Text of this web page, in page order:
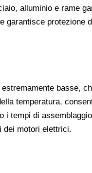
alluminio e rame
garantisce
basse,
temperatura,
tempi di
dei motori elettrici.